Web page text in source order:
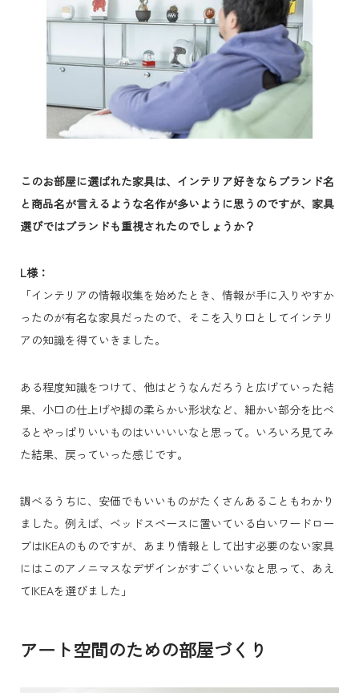
このお部屋に選ばれた家具は、インテリア好きならブランド名
と商品名が言えるような名作が多いように思うのですが、家具
選びではブランドも重視されたのでしょうか？
L様：
「インテリアの情報収集を始めたとき、情報が手に入りやすか
ったのが有名な家具だったので、そこを入り口としてインテリ
アの知識を得ていきました。
ある程度知識をつけて、他はどうなんだろうと広げていった結
果、小口の仕上げや脚の柔らかい形状など、細かい部分を比べ
るとやっぱりいいものはいいいいなと思って。いろいろ見てみ
た結果、戻っていった感じです。
調べるうちに、安価でもいいものがたくさんあることもわかり
ました。例えば、ベッドスペースに置いている白いワードロー
ブはIKEAのものですが、あまり情報として出す必要のない家具
にはこのアノニマスなデザインがすごくいいなと思って、あえ
てIKEAを選びました」
アート空間のための部屋づくり